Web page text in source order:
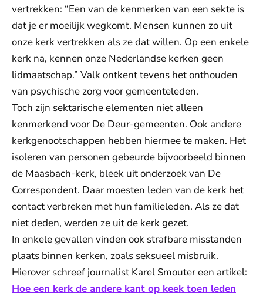
vertrekken: “Een van de kenmerken van een sekte is
dat je er moeilijk wegkomt. Mensen kunnen zo uit
onze kerk vertrekken als ze dat willen. Op een enkele
kerk na, kennen onze Nederlandse kerken geen
lidmaatschap.” Valk ontkent tevens het onthouden
van psychische zorg voor gemeenteleden.
Toch zijn sektarische elementen niet alleen
kenmerkend voor De Deur-gemeenten. Ook andere
kerkgenootschappen hebben hiermee te maken. Het
isoleren van personen gebeurde bijvoorbeeld binnen
de Maasbach-kerk, bleek uit onderzoek van De
Correspondent. Daar moesten leden van de kerk het
contact verbreken met hun familieleden. Als ze dat
niet deden, werden ze uit de kerk gezet.
In enkele gevallen vinden ook strafbare misstanden
plaats binnen kerken, zoals seksueel misbruik.
Hierover schreef journalist Karel Smouter een artikel:
Hoe een kerk de andere kant op keek toen leden